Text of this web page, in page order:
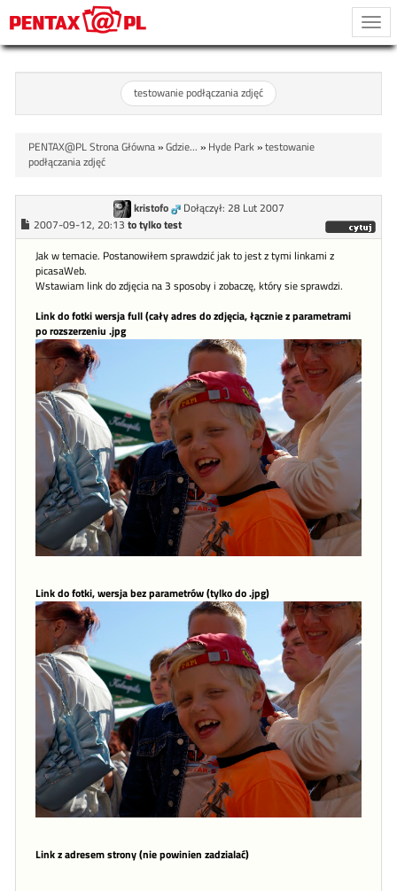
testowanie podłączania zdjęć
PENTAX@PL Strona Główna»Gdzie... » Hyde Park»testowanie
podłączania zdjęć
kristofo
Dołączył: 28 Lut 2007
2007-09-12, 20:13 to tylko test
Jak w temacie. Postanowiłem sprawdzić jak to jest z tymi linkami z
picasaWeb.
Wstawiam link do zdjęcia na 3 sposoby i zobaczę, który sie sprawdzi.
Link do fotki wersja full (cały adres do zdjęcia, łącznie z parametrami
po rozszerzeniu .jpg
Link do fotki, wersja bez parametrów (tylko do .jpg)
Link z adresem strony (nie powinien zadzialać)